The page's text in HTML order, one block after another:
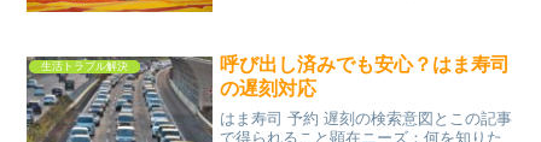
切るのが基本です...
生活トラブル解決
呼び出し済みでも安心？はま寿司
の遅刻対応
はま寿司 予約 遅刻の検索意図とこの記事
で得られること顕在ニーズ：何を知りた